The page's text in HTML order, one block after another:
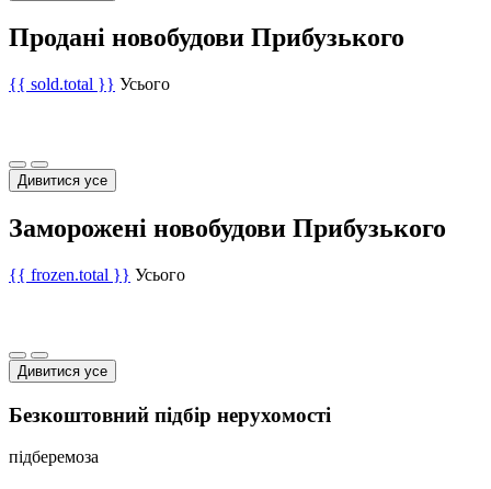
Продані новобудови Прибузького
{{ sold.total }} Усього
Дивитися усе
Заморожені новобудови Прибузького
{{ frozen.total }} Усього
Дивитися усе
Безкоштовний підбір нерухомості
підберемоза